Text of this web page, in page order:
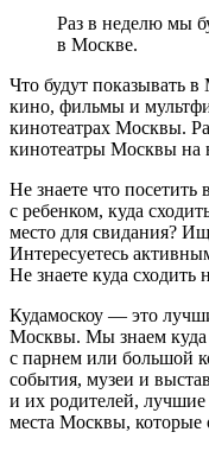
Раз в неделю мы
в Москве.
Что будут показывать
кино, фильмы и
кинотеатрах Москвы.
кинотеатры Москвы на
Не знаете что
с ребенком, куда
место для свидания?
Интересуетесь
Не знаете куда
Кудамоскоу — это
Москвы. Мы знаем куда
с парнем или большой
события, музеи и
и их родителей, лучшие
места Москвы, которые